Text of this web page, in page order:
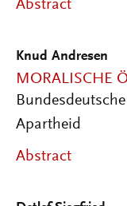
Abstract
Knud Andresen
MORALISCHE
Apartheid
Abstract